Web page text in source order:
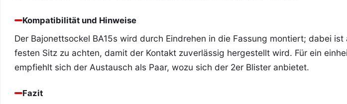
Kompatibilität und Hinweise
Der Bajonettsockel BA15s wird durch Eindrehen in die Fassung montiert; dabei ist
festen Sitz zu achten, damit der Kontakt zuverlässig hergestellt wird. Für ein
empfiehlt sich der Austausch als Paar, wozu sich der 2er Blister anbietet.
Fazit